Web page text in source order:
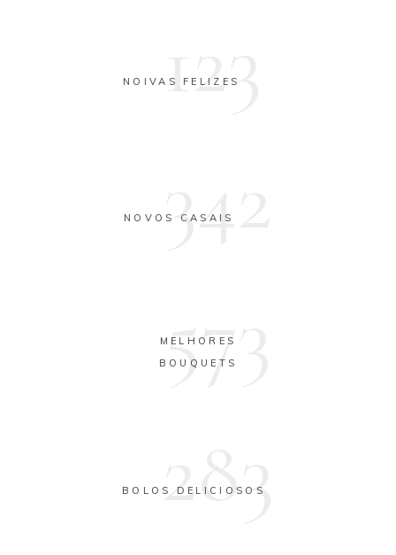
123
NOIVAS FELIZES
342
NOVOS CASAIS
573
MELHORES
BOUQUETS
283
BOLOS DELICIOSOS